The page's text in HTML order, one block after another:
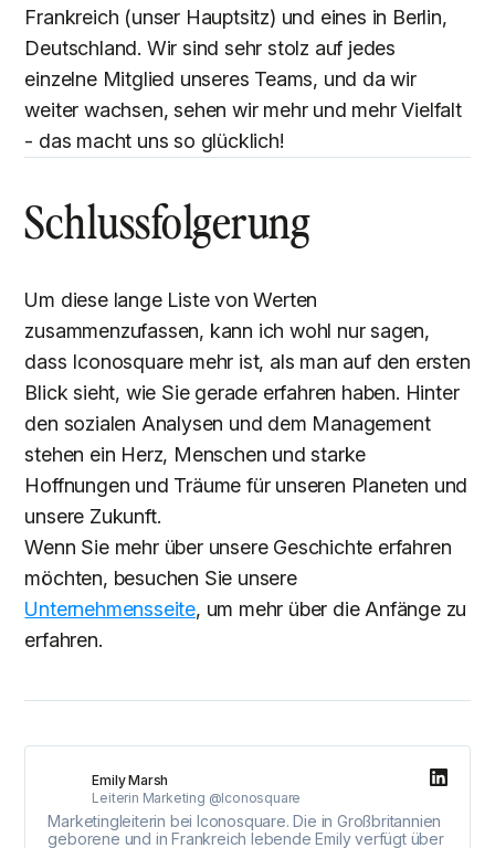
Frankreich (unser Hauptsitz) und eines in Berlin,
Deutschland. Wir sind sehr stolz auf jedes
einzelne Mitglied unseres Teams, und da wir
weiter wachsen, sehen wir mehr und mehr Vielfalt
- das macht uns so glücklich!
Schlussfolgerung
Um diese lange Liste von Werten
zusammenzufassen, kann ich wohl nur sagen,
dass Iconosquare mehr ist, als man auf den ersten
Blick sieht, wie Sie gerade erfahren haben. Hinter
den sozialen Analysen und dem Management
stehen ein Herz, Menschen und starke
Hoffnungen und Träume für unseren Planeten und
unsere Zukunft.
Wenn Sie mehr über unsere Geschichte erfahren
möchten, besuchen Sie unsere
Unternehmensseite, um mehr über die Anfänge zu
erfahren.
Emily Marsh
Leiterin Marketing @Iconosquare
Marketingleiterin bei Iconosquare. Die in Großbritannien
geborene und in Frankreich lebende Emily verfügt über